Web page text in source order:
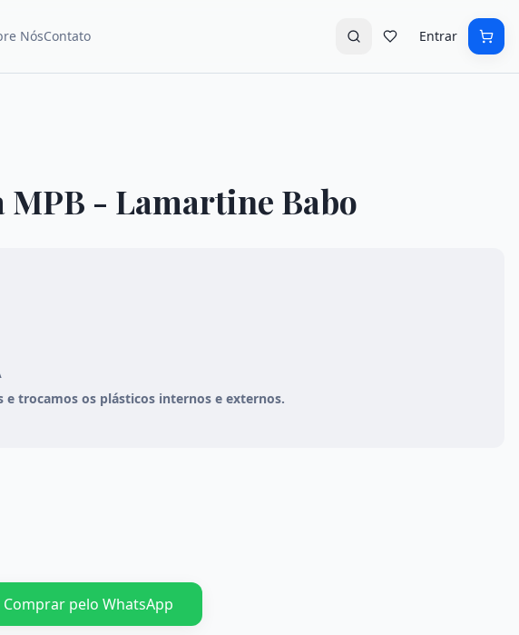
NósContato Entrar
MPB - Lamartine Babo
e trocamos os plásticos internos e externos.
Comprar pelo WhatsApp